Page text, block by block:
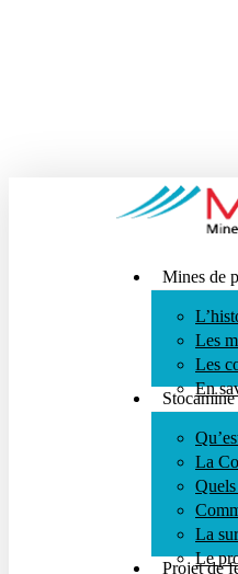
search
Menu Mines de
Les
Les
En
Stocamine
La
La
Le
Projet de